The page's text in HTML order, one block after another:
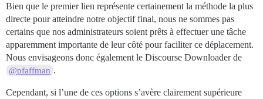
Bien que le premier lien représente certainement la méthode la plus
directe pour atteindre notre objectif final, nous ne sommes pas
certains que nos administrateurs soient prêts à effectuer une tâche
apparemment importante de leur côté pour faciliter ce déplacement.
Nous envisageons donc également le Discourse Downloader de
@pfaffman .
Cependant, si l’une de ces options s’avère clairement supérieure